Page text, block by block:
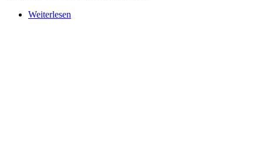
Weiterlesen